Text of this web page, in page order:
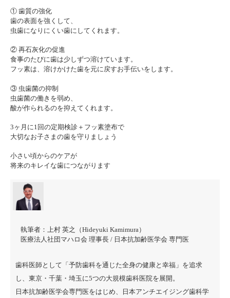
① 歯質の強化
歯の表面を強くして、
虫歯になりにくい歯にしてくれます。
② 再石灰化の促進
食事のたびに歯は少しずつ溶けています。
フッ素は、溶けかけた歯を元に戻すお手伝いをします。
③ 虫歯菌の抑制
虫歯菌の働きを弱め、
酸が作られるのを抑えてくれます。
3ヶ月に1回の定期検診＋フッ素塗布で
大切なお子さまの歯を守りましょう
小さい頃からのケアが
将来のキレイな歯につながります
執筆者： 上村 英之（Hideyuki Kamimura）
医療法人社団マハロ会 理事長 / 日本抗加齢医学会 専門医
歯科医師として「予防歯科を通じた全身の健康と幸福」を追求
し、東京・千葉・埼玉に5つの大規模歯科医院を展開。
日本抗加齢医学会専門医をはじめ、日本アンチエイジング歯科学